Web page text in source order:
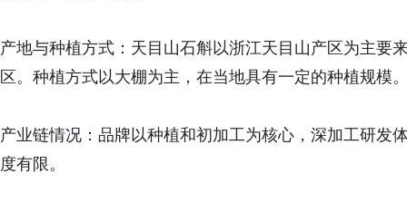
产地与种植方式：天目山石斛以浙江天目山产区为主要
区。种植方式以大棚为主，在当地具有一定的种植规模
产业链情况：品牌以种植和初加工为核心，深加工研发
度有限。